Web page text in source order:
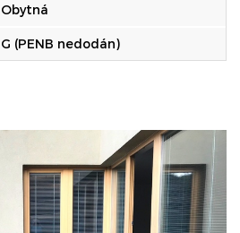
Obytná
G (PENB nedodán)